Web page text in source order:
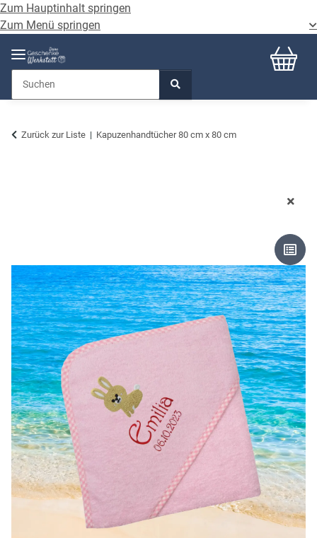
Zum Hauptinhalt springen
Zum Menü springen
Zurück zur Liste Kapuzenhandtücher 80 cm x 80 cm